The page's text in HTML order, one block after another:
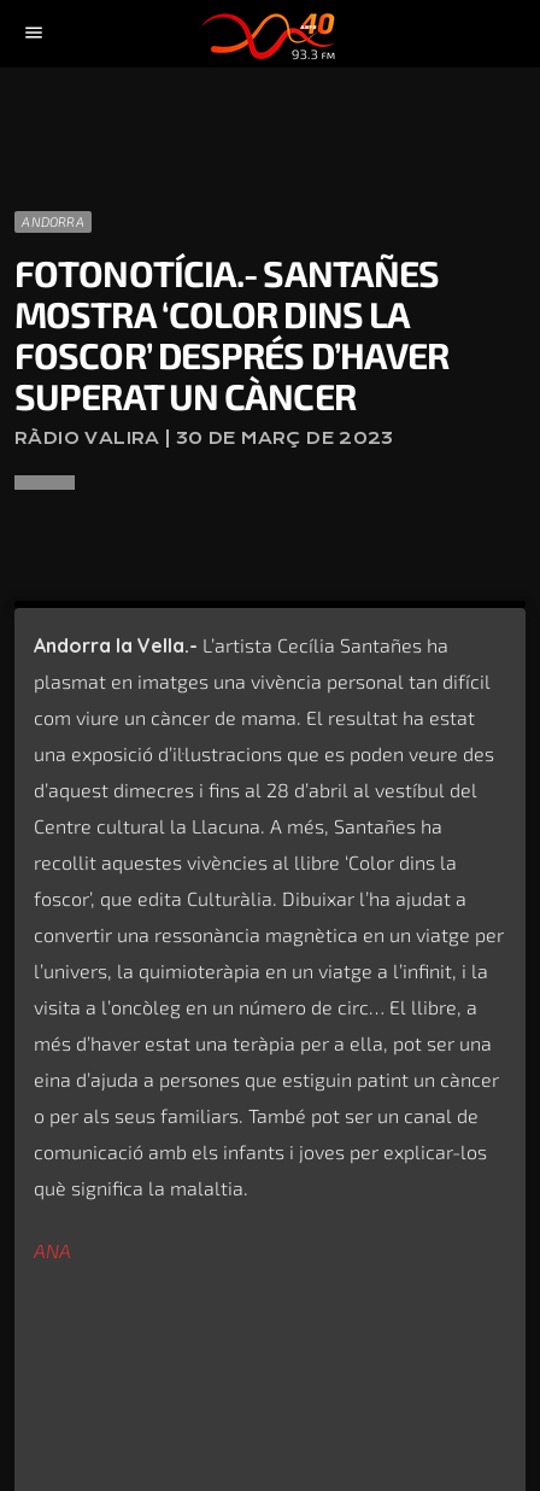
menu
ANDORRA
FOTONOTÍCIA.- SANTAÑES
MOSTRA ‘COLOR DINS LA
FOSCOR’ DESPRÉS D’HAVER
SUPERAT UN CÀNCER
RÀDIO VALIRA | 30 DE MARÇ DE 2023
Andorra la Vella.- L’artista Cecília Santañes ha
plasmat en imatges una vivència personal tan difícil
com viure un càncer de mama. El resultat ha estat
una exposició d’il·lustracions que es poden veure des
d’aquest dimecres i fins al 28 d’abril al vestíbul del
Centre cultural la Llacuna. A més, Santañes ha
recollit aquestes vivències al llibre ‘Color dins la
foscor’, que edita Culturàlia. Dibuixar l’ha ajudat a
convertir una ressonància magnètica en un viatge per
l’univers, la quimioteràpia en un viatge a l’infinit, i la
visita a l’oncòleg en un número de circ… El llibre, a
més d’haver estat una teràpia per a ella, pot ser una
eina d’ajuda a persones que estiguin patint un càncer
o per als seus familiars. També pot ser un canal de
comunicació amb els infants i joves per explicar-los
què significa la malaltia.
ANA